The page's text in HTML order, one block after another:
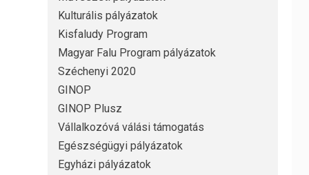
Kulturális pályázatok
Kisfaludy Program
Magyar Falu Program pályázatok
Széchenyi 2020
GINOP
GINOP Plusz
Vállalkozóvá válási támogatás
Egészségügyi pályázatok
Egyházi pályázatok